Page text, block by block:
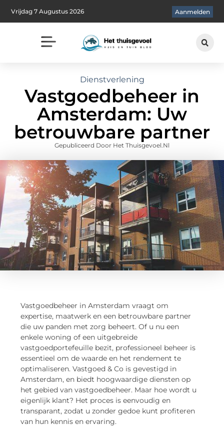
Vrijdag 7 Augustus 2026 Aanmelden
Dienstverlening
Vastgoedbeheer in
Amsterdam: Uw
betrouwbare partner
Gepubliceerd Door Het Thuisgevoel.nl
Vastgoedbeheer in Amsterdam vraagt om
expertise, maatwerk en een betrouwbare partner
die uw panden met zorg beheert. Of u nu een
enkele woning of een uitgebreide
vastgoedportefeuille bezit, professioneel beheer is
essentieel om de waarde en het rendement te
optimaliseren. Vastgoed & Co is gevestigd in
Amsterdam, en biedt hoogwaardige diensten op
het gebied van vastgoedbeheer. Maar hoe wordt u
eigenlijk klant? Het proces is eenvoudig en
transparant, zodat u zonder gedoe kunt profiteren
van hun kennis en ervaring.